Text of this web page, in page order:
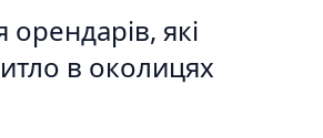
які
в околицях